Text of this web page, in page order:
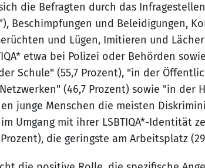
die Befragten durch das
Beschimpfungen und Beleidigungen,
und Lügen, Imitieren und
etwa bei Polizei oder Behörden
Schule" (55,7 Prozent), "in der
(46,7 Prozent) sowie "in der
junge Menschen die meisten
Umgang mit ihrer LSBTIQA*-Identität
die geringste am Arbeitsplatz